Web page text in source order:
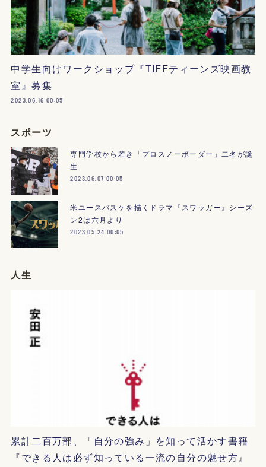
中学生向けワークショップ『TIFFティーンズ映画教
室』募集
2023.06.16 00:05
スポーツ
専門学校から若き「プロスノーボーダー」二名が誕
生
2023.06.07 00:05
米ユースバスケを描くドラマ『スワッガー』シーズ
ン2は六月より
2023.05.24 00:05
人生
累計二百万部、「自分の強み」を知って活かす書籍
『できる人は必ず知っている一流の自分の魅せ方』